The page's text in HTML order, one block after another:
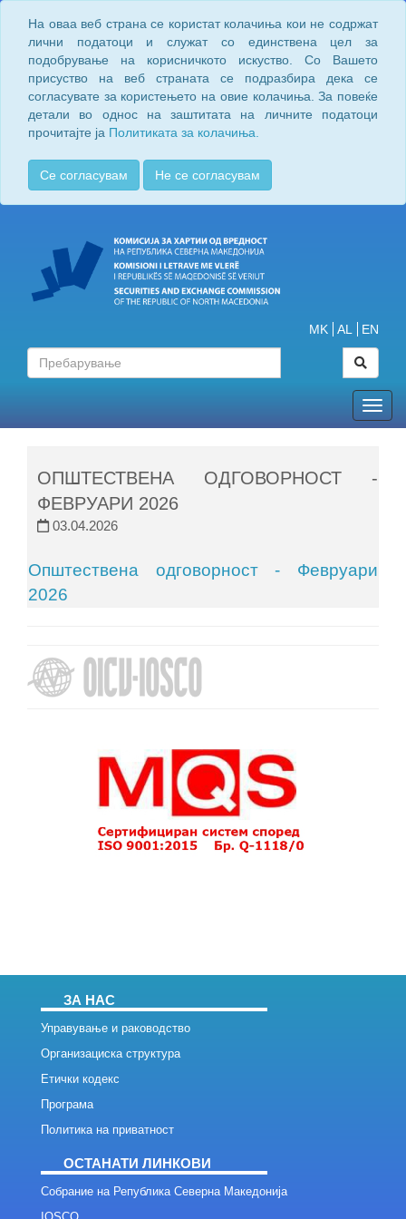
На оваа веб страна се користат колачиња кои не содржат
лични податоци и служат со единствена цел за
подобрување на корисничкото искуство. Со Вашето
присуство на веб страната се подразбира дека се
согласувате за користењето на овие колачиња. За повеќе
детали во однос на заштитата на личните податоци
прочитајте ја Политиката за колачиња.
Се согласувам Не се согласувам
MK AL EN
ОПШТЕСТВЕНА ОДГОВОРНОСТ -
ФЕВРУАРИ 2026
03.04.2026
Општествена одговорност - Февруари
2026
ЗА НАС
Управување и раководство
Организациска структура
Етички кодекс
Програма
Политика на приватност
ОСТАНАТИ ЛИНКОВИ
Собрание на Република Северна Македонија